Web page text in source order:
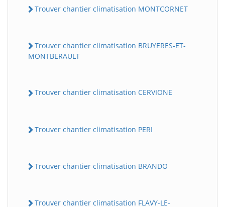
Trouver chantier climatisation MONTCORNET
Trouver chantier climatisation BRUYERES-ET-
MONTBERAULT
Trouver chantier climatisation CERVIONE
Trouver chantier climatisation PERI
Trouver chantier climatisation BRANDO
Trouver chantier climatisation FLAVY-LE-
BatiWebPro